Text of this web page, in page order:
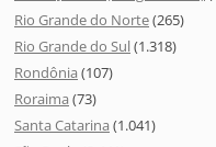
Rio Grande do Norte(265)
Rio Grande do Sul(1.318)
Rondônia (107)
Roraima (73)
Santa Catarina (1.041)